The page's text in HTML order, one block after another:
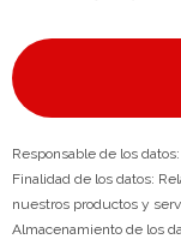
Responsable de los datos:
Finalidad de los datos:
nuestros productos y
Almacenamiento de los